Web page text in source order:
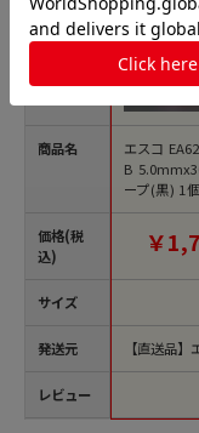
商品名
価格(税
込)
サイズ
発送元
レビュー
エスコ
B
ープ(黒) 1
単位1個）
￥
【直送品】